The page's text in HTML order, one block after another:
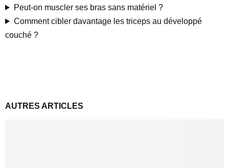
Peut-on muscler ses bras sans matériel ?
Comment cibler davantage les triceps au développé
couché ?
AUTRES ARTICLES